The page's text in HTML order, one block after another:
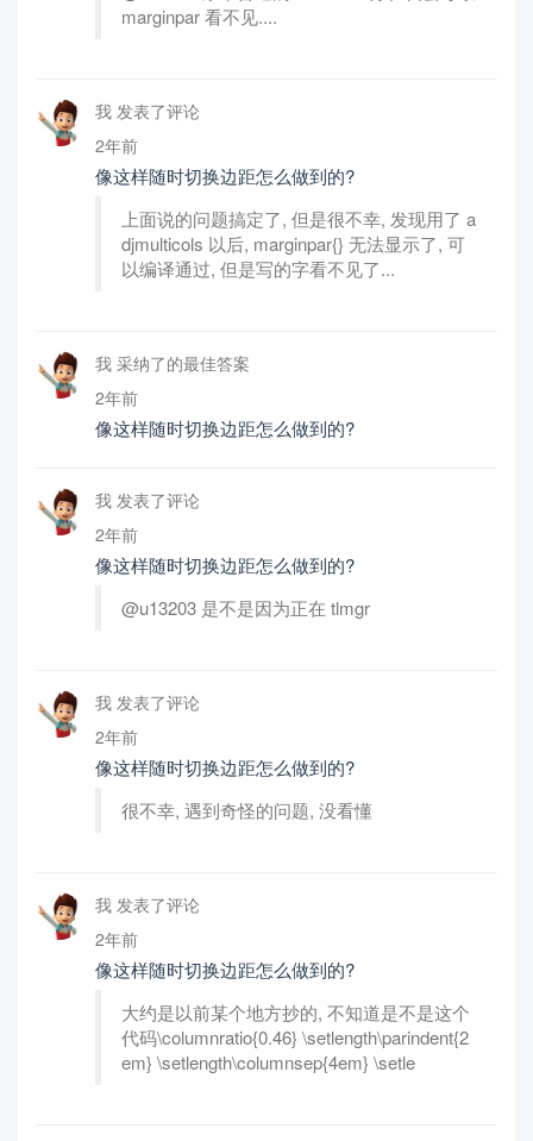
marginpar 看不见....
我 发表了评论
2年前
像这样随时切换边距怎么做到的?
上面说的问题搞定了, 但是很不幸, 发现用了 a
djmulticols 以后, marginpar{} 无法显示了, 可
以编译通过, 但是写的字看不见了...
我 采纳了的最佳答案
2年前
像这样随时切换边距怎么做到的?
我 发表了评论
2年前
像这样随时切换边距怎么做到的?
@u13203 是不是因为正在 tlmgr
我 发表了评论
2年前
像这样随时切换边距怎么做到的?
很不幸, 遇到奇怪的问题, 没看懂
我 发表了评论
2年前
像这样随时切换边距怎么做到的?
大约是以前某个地方抄的, 不知道是不是这个
代码\columnratio{0.46} \setlength\parindent{2
em} \setlength\columnsep{4em} \setle